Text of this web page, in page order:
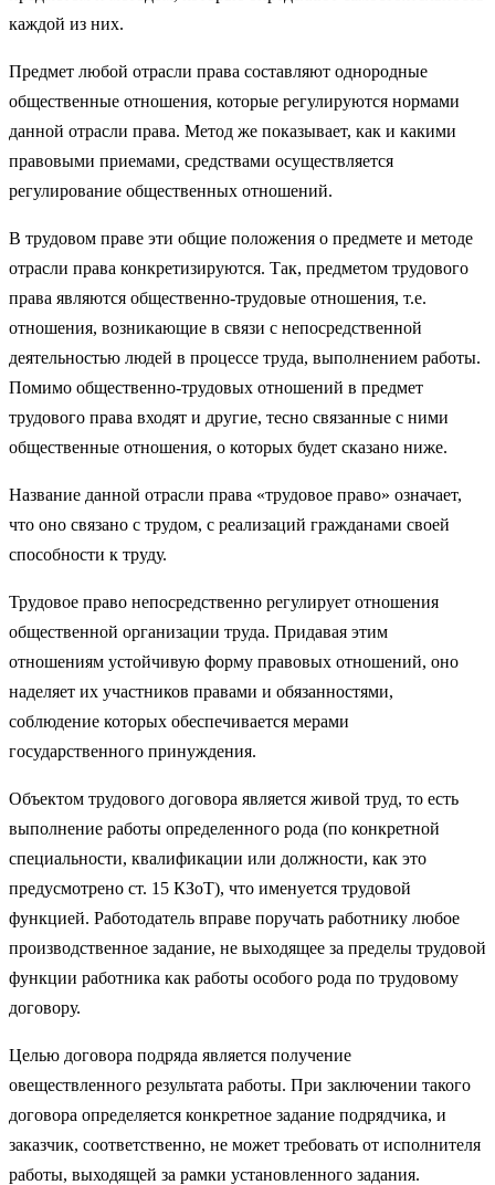
каждой из них.
Предмет любой отрасли права составляют однородные
общественные отношения, которые регулируются нормами
данной отрасли права. Метод же показывает, как и какими
правовыми приемами, средствами осуществляется
регулирование общественных отношений.
В трудовом праве эти общие положения о предмете и методе
отрасли права конкретизируются. Так, предметом трудового
права являются общественно-трудовые отношения, т.е.
отношения, возникающие в связи с непосредственной
деятельностью людей в процессе труда, выполнением работы.
Помимо общественно-трудовых отношений в предмет
трудового права входят и другие, тесно связанные с ними
общественные отношения, о которых будет сказано ниже.
Название данной отрасли права «трудовое право» означает,
что оно связано с трудом, с реализаций гражданами своей
способности к труду.
Трудовое право непосредственно регулирует отношения
общественной организации труда. Придавая этим
отношениям устойчивую форму правовых отношений, оно
наделяет их участников правами и обязанностями,
соблюдение которых обеспечивается мерами
государственного принуждения.
Объектом трудового договора является живой труд, то есть
выполнение работы определенного рода (по конкретной
специальности, квалификации или должности, как это
предусмотрено ст. 15 КЗоТ), что именуется трудовой
функцией. Работодатель вправе поручать работнику любое
производственное задание, не выходящее за пределы трудовой
функции работника как работы особого рода по трудовому
договору.
Целью договора подряда является получение
овеществленного результата работы. При заключении такого
договора определяется конкретное задание подрядчика, и
заказчик, соответственно, не может требовать от исполнителя
работы, выходящей за рамки установленного задания.